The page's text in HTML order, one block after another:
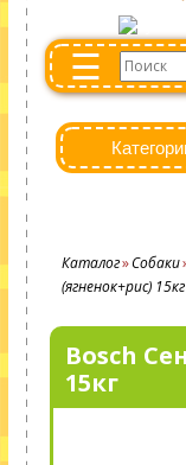
☰
Каталог Собаки
(ягненок+рис) 15кг
Bosch
15кг